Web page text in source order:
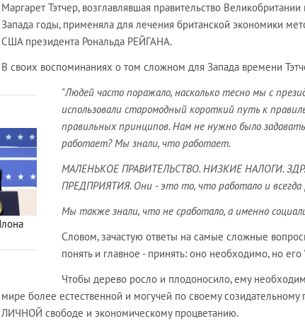
Маргарет Тэтчер, возглавлявшая правительство
Запада годы, применяла для лечения британской экономики
США президента Рональда РЕЙГАНА.
В своих воспоминаниях о том сложном для Запада времени
"Людей часто поражало, насколько тесно мы с
использовали старомодный короткий путь к
правильных принципов. Нам не нужно было
работает? Мы знали, что работает.
МАЛЕНЬКОЕ ПРАВИТЕЛЬСТВО. НИЗКИЕ НАЛОГИ.
ПРЕДПРИЯТИЯ. Они - это то, что работало и всегда
Мы также знали, что не сработало, а именно
Словом, зачастую ответы на самые сложные
понять и главное - принять: оно необходимо, но
Чтобы дерево росло и плодоносило, ему
мире более естественной и могучей по своему
ЛИЧНОЙ свободе и экономическому процветанию.